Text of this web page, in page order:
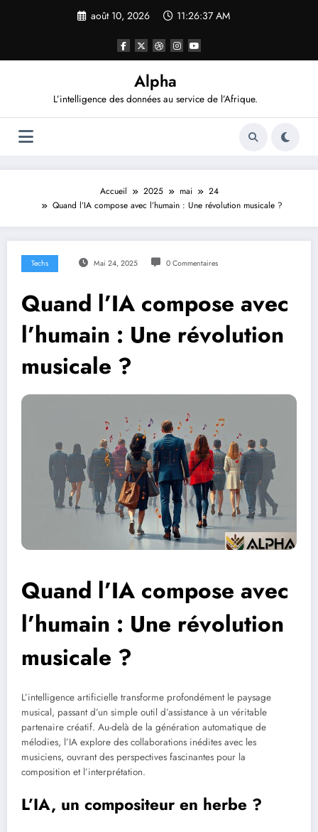
août 10, 2026 11:26:38 AM
Alpha
L’intelligence des données au service de l’Afrique.
Accueil 2025 mai
24
Quand l’IA compose avec l’humain : Une révolution musicale ?
Techs Mai 24, 2025 0 Commentaires
Quand l’IA compose avec
l’humain : Une révolution
musicale ?
Quand l’IA compose avec
l’humain : Une révolution
musicale ?
L’intelligence artificielle transforme profondément le paysage
musical, passant d’un simple outil d’assistance à un véritable
partenaire créatif. Au-delà de la génération automatique de
mélodies, l’IA explore des collaborations inédites avec les
musiciens, ouvrant des perspectives fascinantes pour la
composition et l’interprétation.
L’IA, un compositeur en herbe ?